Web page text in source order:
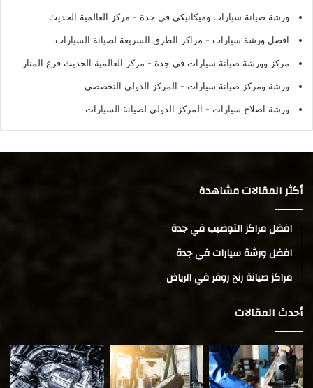
ورشة صيانة سيارات وميكانيكي في جدة - مركز العالمية الحديث
افضل ورشة سيارات - مراكز الطرق السريعة لصيانة السيارات
مركز وورشة صيانة سيارات في جدة - مركز العالمية الحديث فرع المنار
ورشة ومركز صيانة سيارات - المركز الدولي التخصصي
ورشة اصلاح سيارات - المركز الدولي لصيانة السيارات
أكثر المقالات مشاهدة
افضل مراكز التوضيب في جدة
افضل ورشة سيارات في جدة
مراكز صيانة رنج روفر في الرياض
أحدث المقالات